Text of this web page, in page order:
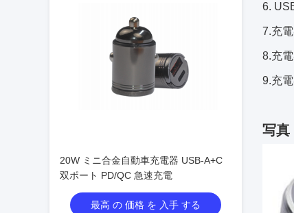
20W ミニ合金自動車充電器 USB-A+C
双ポート PD/QC 急速充電
最高 の 価格 を 入手 する
6.
7.充
8.充
9.充
写真